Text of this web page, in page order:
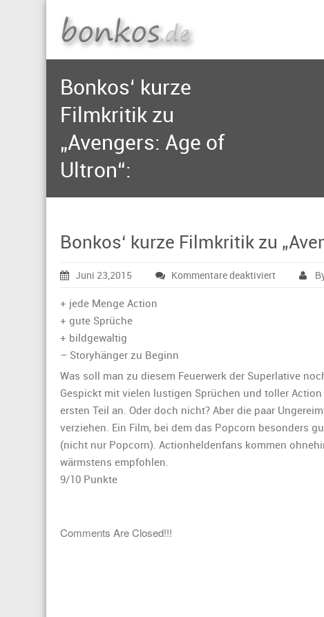
Bonkos‘ kurze
Filmkritik zu
„Avengers: Age of
Ultron“:
Bonkos‘ kurze Filmkritik zu
Juni 23,2015 Kommentare deaktiviertfür
of
Ultron“:
+ jede Menge Action
+ gute Sprüche
+ bildgewaltig
– Storyhänger zu Beginn
Was soll man zu diesem Feuerwerk der Superlative
Gespickt mit vielen lustigen Sprüchen und toller
ersten Teil an. Oder doch nicht? Aber die paar
verziehen. Ein Film, bei dem das Popcorn besonders
(nicht nur Popcorn). Actionheldenfans kommen
wärmstens empfohlen.
9/10 Punkte
Comments Are Closed!!!